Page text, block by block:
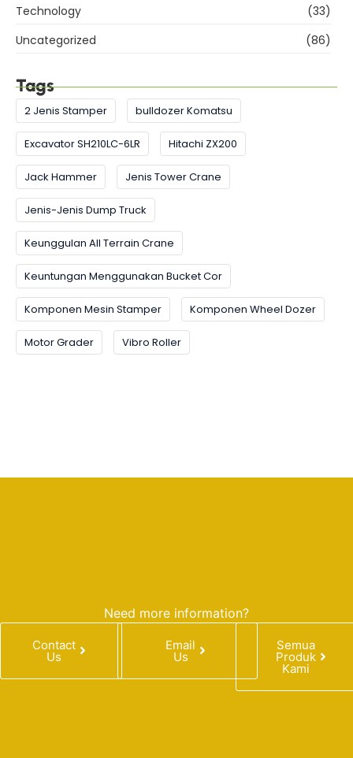
Technology
(33)
Uncategorized
(86)
Tags
2 Jenis Stamper bulldozer Komatsu
Excavator SH210LC-6LR Hitachi ZX200
Jack Hammer Jenis Tower Crane
Jenis-Jenis Dump Truck
Keunggulan All Terrain Crane
Keuntungan Menggunakan Bucket Cor
Komponen Mesin Stamper Komponen Wheel Dozer
Motor Grader Vibro Roller
Need more information?
Contact
Us
Email
Us
Semua
Produk
Kami